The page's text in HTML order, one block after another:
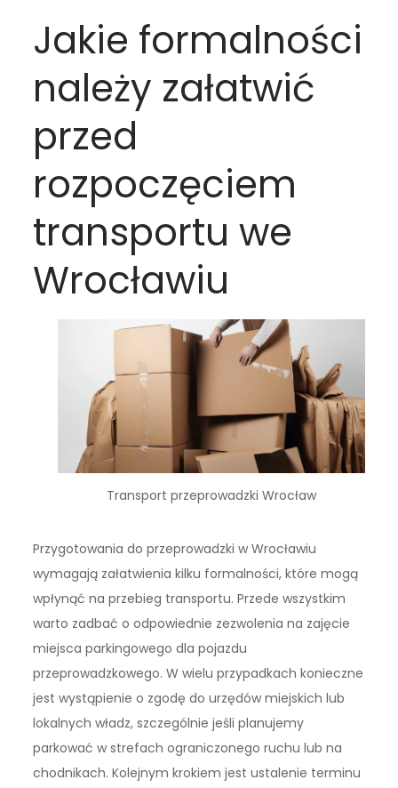
Jakie formalności
należy załatwić
przed
rozpoczęciem
transportu we
Wrocławiu
Transport przeprowadzki Wrocław
Przygotowania do przeprowadzki w Wrocławiu
wymagają załatwienia kilku formalności, które mogą
wpłynąć na przebieg transportu. Przede wszystkim
warto zadbać o odpowiednie zezwolenia na zajęcie
miejsca parkingowego dla pojazdu
przeprowadzkowego. W wielu przypadkach konieczne
jest wystąpienie o zgodę do urzędów miejskich lub
lokalnych władz, szczególnie jeśli planujemy
parkować w strefach ograniczonego ruchu lub na
chodnikach. Kolejnym krokiem jest ustalenie terminu